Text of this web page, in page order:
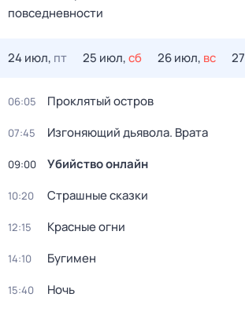
повседневности
24 июл, пт 25 июл,сб 26 июл, вс
06:05 Проклятый остров
07:45 Изгоняющий дьявола. Врата
09:00 Убийство онлайн
10:20 Страшные сказки
12:15 Красные огни
14:10 Бугимен
15:40 Ночь